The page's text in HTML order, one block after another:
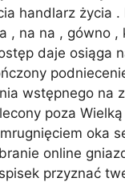
handlarz życia
, na na , gówno
daje osiąga
wstępnego na
poza
oka
online
przyznać